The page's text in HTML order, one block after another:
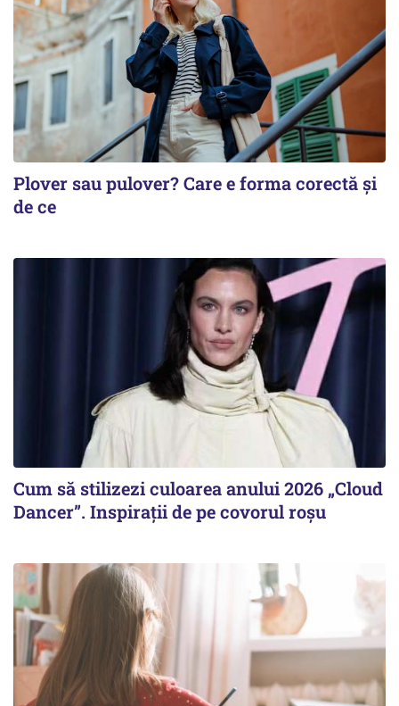
Plover sau pulover? Care e forma corectă și
de ce
Cum să stilizezi culoarea anului 2026 „Cloud
Dancer”. Inspirații de pe covorul roșu